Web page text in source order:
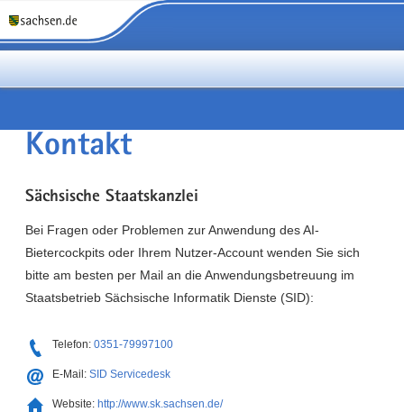
Kontakt
Sächsische Staatskanzlei
Bei Fragen oder Problemen zur Anwendung des AI-
Bietercockpits oder Ihrem Nutzer-Account wenden Sie sich
bitte am besten per Mail an die Anwendungsbetreuung im
Staatsbetrieb Sächsische Informatik Dienste (SID):
Telefon: 0351-79997100
E-Mail: SID Servicedesk
Website: http://www.sk.sachsen.de/